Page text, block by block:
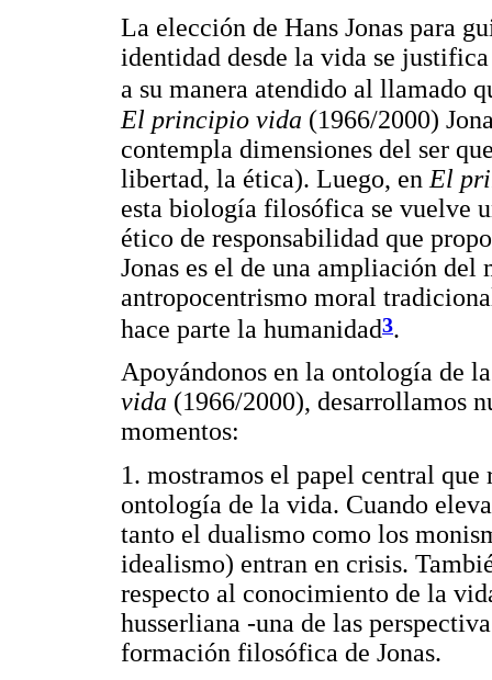
La elección de Hans Jonas para
identidad desde la vida se
a su manera atendido al llamado
El principio vida (1966/2000)
contempla dimensiones del ser
libertad, la ética). Luego, en El
esta biología filosófica se vuelve
ético de responsabilidad que
Jonas es el de una ampliación
antropocentrismo moral
hace parte la humanidad3.
Apoyándonos en la ontología de
vida (1966/2000), desarrollamos
momentos:
1. mostramos el papel central
ontología de la vida. Cuando
tanto el dualismo como los
idealismo) entran en crisis.
respecto al conocimiento de la
husserliana -una de las
formación filosófica de Jonas.